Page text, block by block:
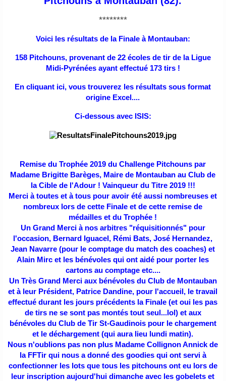
********
Voici les résultats de la Finale à Montauban:
158 Pitchouns, provenant de 22 écoles de tir de la Ligue
Midi-Pyrénées ayant effectué 173 tirs !
En cliquant ici, vous trouverez les résultats sous format
origine Excel....
Ci-dessous avec ISIS:
Remise du Trophée 2019 du Challenge Pitchouns par
Madame Brigitte Barèges, Maire de Montauban au Club de
la Cible de l'Adour ! Vainqueur du Titre 2019 !!!
Merci à toutes et à tous pour avoir été aussi nombreuses et
nombreux lors de cette Finale et de cette remise de
médailles et du Trophée !
Un Grand Merci à nos arbitres "réquisitionnés" pour
l'occasion, Bernard Iguacel, Rémi Bats, José Hernandez,
Jean Navarre (pour le comptage du match des coaches) et
Alain Mirc et les bénévoles qui ont aidé pour porter les
cartons au comptage etc....
Un Très Grand Merci aux bénévoles du Club de Montauban
et à leur Président, Patrice Dandine, pour l'accueil, le travail
effectué durant les jours précédents la Finale (et oui les pas
de tirs ne se sont pas montés tout seul...lol) et aux
bénévoles du Club de Tir St-Gaudinois pour le chargement
et le déchargement (qui aura lieu lundi matin).
Nous n'oublions pas non plus Madame Collignon Annick de
la FFTir qui nous a donné des goodies qui ont servi à
confectionner les lots que tous les pitchouns ont eu lors de
leur inscription aujourd'hui dimanche avec les gobelets et